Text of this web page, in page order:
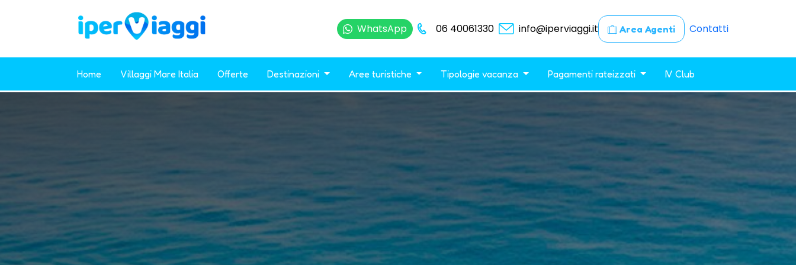
WhatsApp 06 40061330 info@iperviaggi.it Area Agenti Contatti
Home Villaggi Mare Italia Offerte Destinazioni Aree turistiche Tipologie vacanza Pagamenti rateizzati IV Club